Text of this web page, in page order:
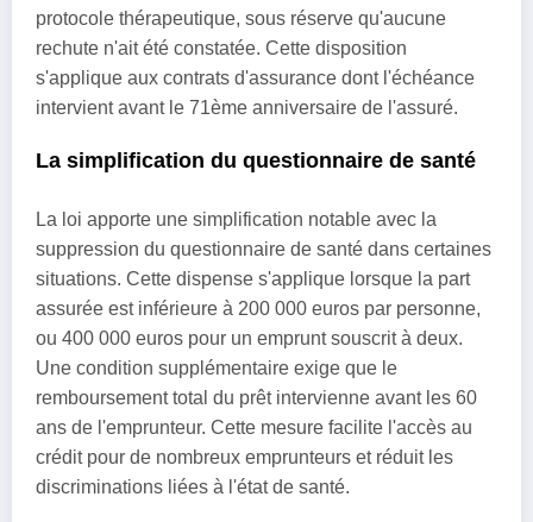
protocole thérapeutique, sous réserve qu'aucune
rechute n'ait été constatée. Cette disposition
s'applique aux contrats d'assurance dont l'échéance
intervient avant le 71ème anniversaire de l'assuré.
La simplification du questionnaire de santé
La loi apporte une simplification notable avec la
suppression du questionnaire de santé dans certaines
situations. Cette dispense s'applique lorsque la part
assurée est inférieure à 200 000 euros par personne,
ou 400 000 euros pour un emprunt souscrit à deux.
Une condition supplémentaire exige que le
remboursement total du prêt intervienne avant les 60
ans de l'emprunteur. Cette mesure facilite l'accès au
crédit pour de nombreux emprunteurs et réduit les
discriminations liées à l'état de santé.